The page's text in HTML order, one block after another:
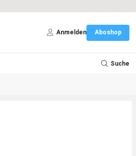
Anmelden Aboshop
Suche